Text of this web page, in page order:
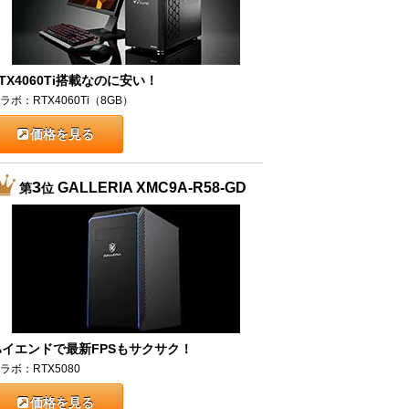
搭載なのに安い！
ボ：RTX4060Ti（8GB）
価格を見る
第3位GALLERIA XMC9A-R58-GD
エンドで最新FPSもサクサク！
ボ：RTX5080
価格を見る